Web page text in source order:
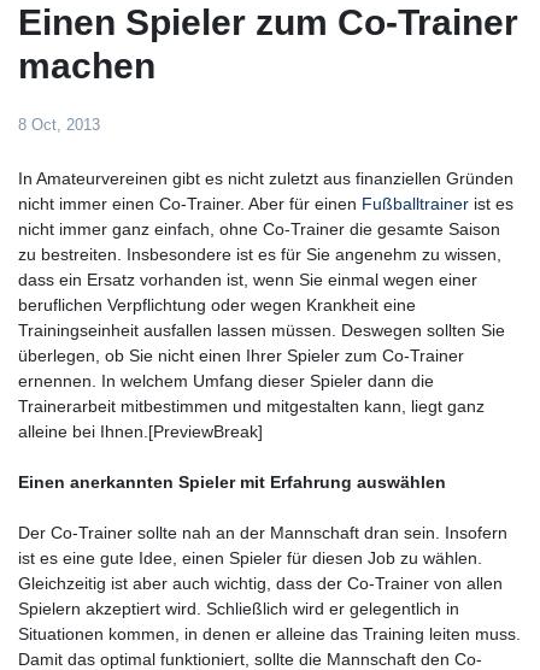
Einen Spieler zum Co-Trainer
machen
8 Oct, 2013
In Amateurvereinen gibt es nicht zuletzt aus finanziellen Gründen
nicht immer einen Co-Trainer. Aber für einen Fußballtrainer ist es
nicht immer ganz einfach, ohne Co-Trainer die gesamte Saison
zu bestreiten. Insbesondere ist es für Sie angenehm zu wissen,
dass ein Ersatz vorhanden ist, wenn Sie einmal wegen einer
beruflichen Verpflichtung oder wegen Krankheit eine
Trainingseinheit ausfallen lassen müssen. Deswegen sollten Sie
überlegen, ob Sie nicht einen Ihrer Spieler zum Co-Trainer
ernennen. In welchem Umfang dieser Spieler dann die
Trainerarbeit mitbestimmen und mitgestalten kann, liegt ganz
alleine bei Ihnen.[PreviewBreak]
Einen anerkannten Spieler mit Erfahrung auswählen
Der Co-Trainer sollte nah an der Mannschaft dran sein. Insofern
ist es eine gute Idee, einen Spieler für diesen Job zu wählen.
Gleichzeitig ist aber auch wichtig, dass der Co-Trainer von allen
Spielern akzeptiert wird. Schließlich wird er gelegentlich in
Situationen kommen, in denen er alleine das Training leiten muss.
Damit das optimal funktioniert, sollte die Mannschaft den Co-